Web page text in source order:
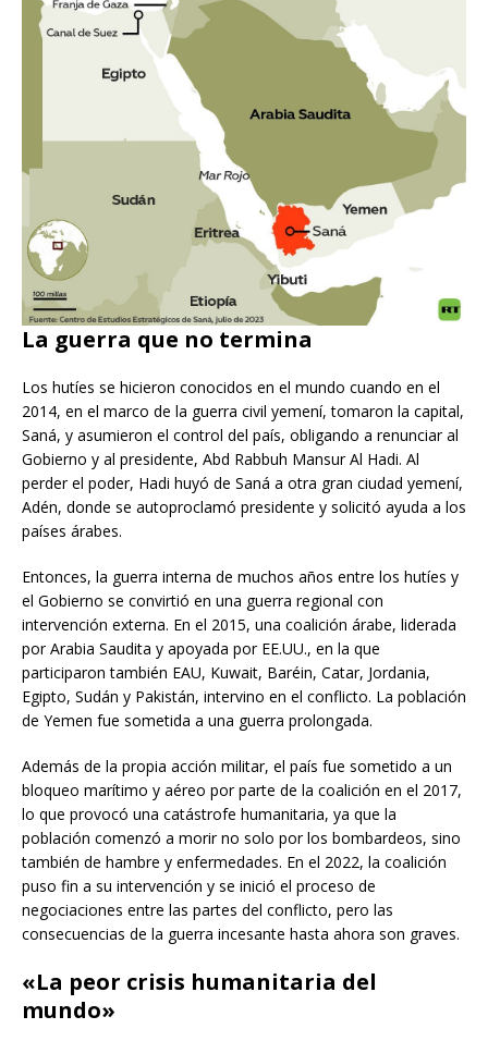
La guerra que no termina
Los hutíes se hicieron conocidos en el mundo cuando en el
2014, en el marco de la guerra civil yemení, tomaron la capital,
Saná, y asumieron el control del país, obligando a renunciar al
Gobierno y al presidente, Abd Rabbuh Mansur Al Hadi. Al
perder el poder, Hadi huyó de Saná a otra gran ciudad yemení,
Adén, donde se autoproclamó presidente y solicitó ayuda a los
países árabes.
Entonces, la guerra interna de muchos años entre los hutíes y
el Gobierno se convirtió en una guerra regional con
intervención externa. En el 2015, una coalición árabe, liderada
por Arabia Saudita y apoyada por EE.UU., en la que
participaron también EAU, Kuwait, Baréin, Catar, Jordania,
Egipto, Sudán y Pakistán, intervino en el conflicto. La población
de Yemen fue sometida a una guerra prolongada.
Además de la propia acción militar, el país fue sometido a un
bloqueo marítimo y aéreo por parte de la coalición en el 2017,
lo que provocó una catástrofe humanitaria, ya que la
población comenzó a morir no solo por los bombardeos, sino
también de hambre y enfermedades. En el 2022, la coalición
puso fin a su intervención y se inició el proceso de
negociaciones entre las partes del conflicto, pero las
consecuencias de la guerra incesante hasta ahora son graves.
«La peor crisis humanitaria del
mundo»